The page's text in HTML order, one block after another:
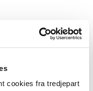
cookies fra tredjepart